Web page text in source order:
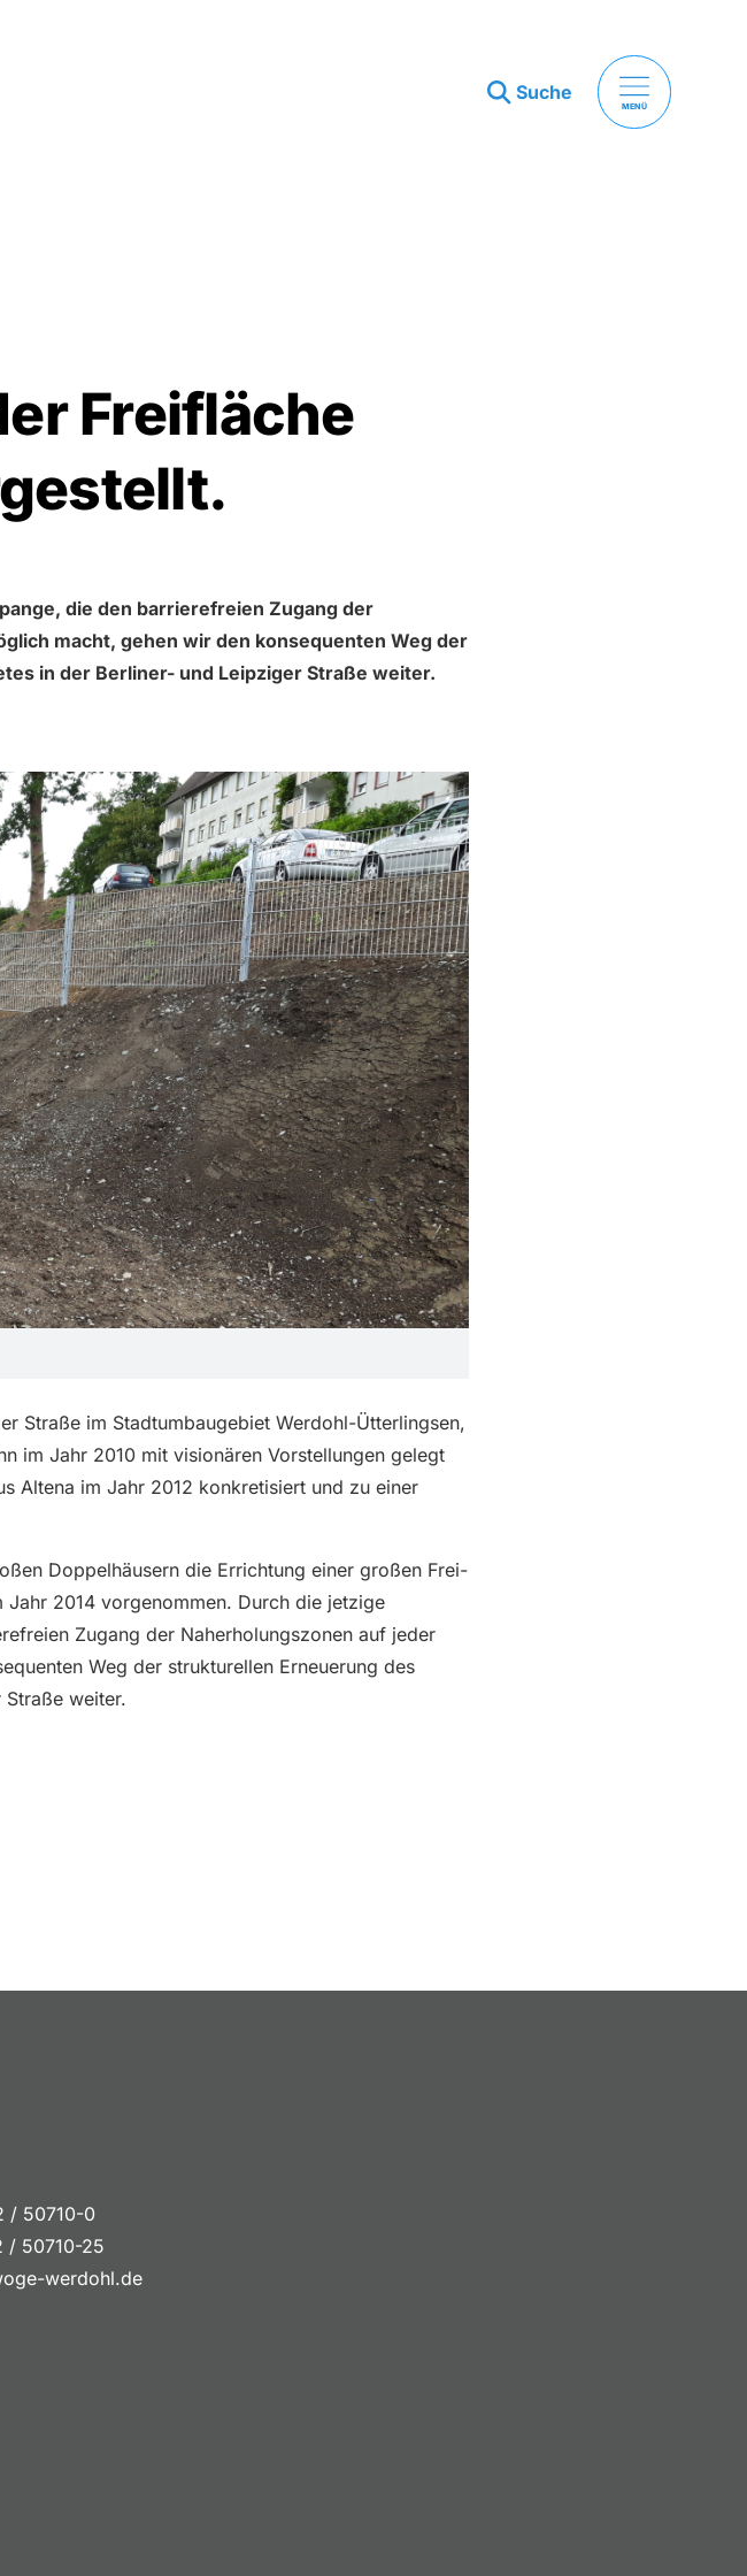
Suche
MENÜ
Freifläche
die den barrierefreien Zugang der
macht, gehen wir den konsequenten Weg der
in der Berliner- und Leipziger Straße weiter.
Straße im Stadtumbaugebiet Werdohl-Ütterlingsen,
im Jahr 2010 mit visionären Vorstellungen gelegt
Altena im Jahr 2012 konkretisiert und zu einer
Doppelhäusern die Errichtung einer großen Frei-
2014 vorgenommen. Durch die jetzige
Zugang der Naherholungszonen auf jeder
Weg der strukturellen Erneuerung des
weiter.
/ 50710-0
/ 50710-25
werdohl.de